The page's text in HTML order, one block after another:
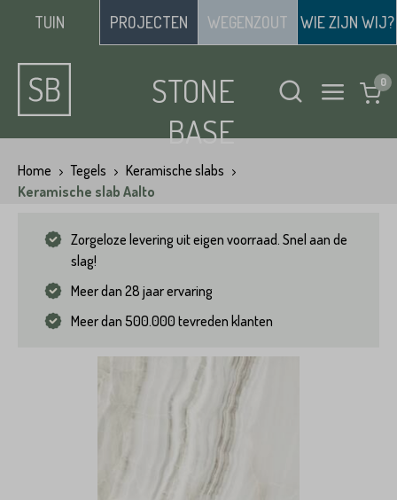
TUIN PROJECTEN WEGENZOUT WIE ZIJN WIJ?
STONE
BASE
Home Tegels
Keramische slabs
Keramische slab Aalto
Zorgeloze levering uit eigen voorraad. Snel aan de
slag!
Meer dan 28 jaar ervaring
Meer dan 500.000 tevreden klanten